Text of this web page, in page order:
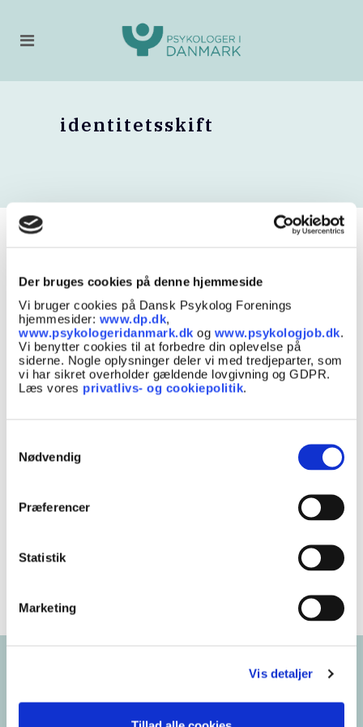
Der bruges cookies på denne hjemmeside
Vi bruger cookies på Dansk Psykolog Forenings
hjemmesider: www.dp.dk,
www.psykologeridanmark.dk og www.psykologjob.dk.
Vi benytter cookies til at forbedre din oplevelse på
siderne. Nogle oplysninger deler vi med tredjeparter, som
vi har sikret overholder gældende lovgivning og GDPR.
Læs vores privatlivs- og cookiepolitik.
Nødvendig
Præferencer
Statistik
Marketing
Vis detaljer
identitetsskift
Mellemlederen i det evige dilemma
forvalte modsatrettede interesser. Samtidig
Emne: